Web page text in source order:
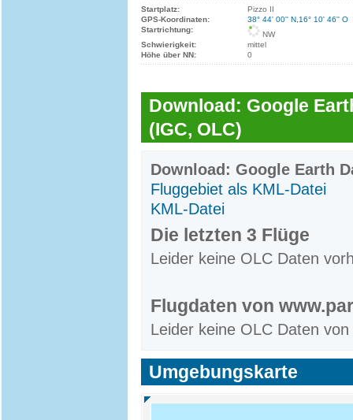
Startplatz:
Pizzo II
GPS-Koordinaten:
38° 44' 00'' N,16° 10' 46'' O
Startrichtung:
NW
Schwierigkeit:
mittel
Höhe über NN:
0
Download: Google
(IGC, OLC)
Download: Google Earth
Fluggebiet als KML-Datei
KML-Datei
Die letzten 3 Flüge
Leider keine OLC Daten
Flugdaten von
Leider keine OLC Daten
Umgebungskarte